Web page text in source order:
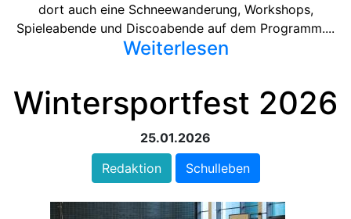
dort auch eine Schneewanderung, Workshops,
Spieleabende und Discoabende auf dem Programm....
Weiterlesen
Wintersportfest 2026
25.01.2026
Redaktion
Schulleben